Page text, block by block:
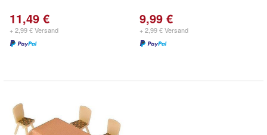
11,49 €
+ 2,99 € Versand
9,99 €
+ 2,99 € Versand